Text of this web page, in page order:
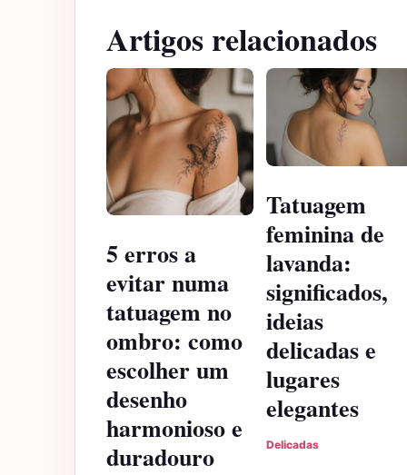
Artigos relacionados
5 erros a
evitar numa
tatuagem no
ombro: como
escolher um
desenho
harmonioso e
duradouro
Tatuagem
feminina de
lavanda:
significados,
ideias
delicadas e
lugares
elegantes
Delicadas